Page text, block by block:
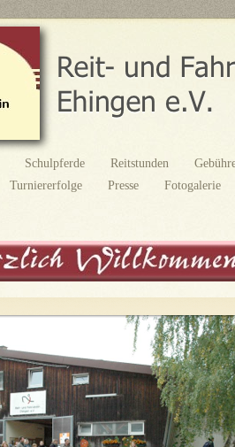
Schulpferde Reitstunden
Turniererfolge Presse
Fotogalerie